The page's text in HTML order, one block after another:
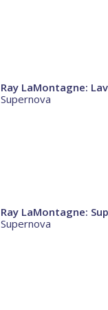
Ray LaMontagne:
Supernova
Ray LaMontagne:
Supernova